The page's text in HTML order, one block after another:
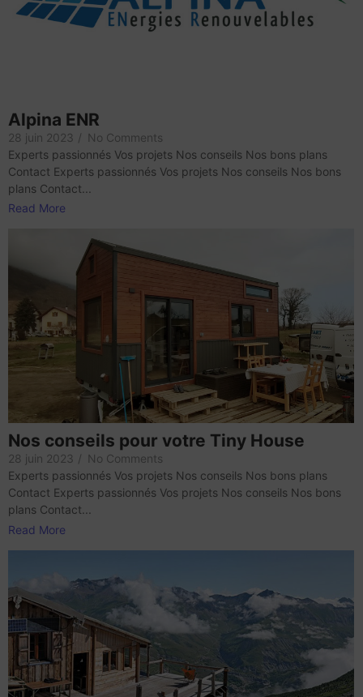
Alpina ENR
28 juin 2023 / No Comments
Experts passionnés Vos projets Nos conseils Nos bons plans
Contact Experts passionnés Vos projets Nos conseils Nos bons
plans Contact...
Read More
Nos conseils pour votre Tiny House
28 juin 2023 / No Comments
Experts passionnés Vos projets Nos conseils Nos bons plans
Contact Experts passionnés Vos projets Nos conseils Nos bons
plans Contact...
Read More